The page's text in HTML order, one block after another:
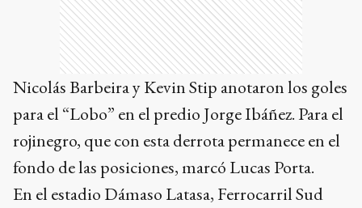
Nicolás Barbeira y Kevin Stip anotaron los goles
para el “Lobo” en el predio Jorge Ibáñez. Para el
rojinegro, que con esta derrota permanece en el
fondo de las posiciones, marcó Lucas Porta.
En el estadio Dámaso Latasa, Ferrocarril Sud